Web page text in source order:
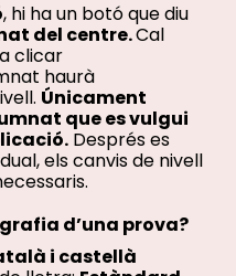
, hi ha un botó que diu
del centre.Cal
clicar
haurà
Únicament
que es vulgui
Després es
els canvis de nivell
d’una prova?
i castellà